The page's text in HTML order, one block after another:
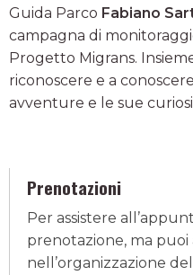
Guida Parco Fabiano
campagna di
Progetto Migrans.
riconoscere e a
avventure e le sue
Prenotazioni
Per assistere
prenotazione, ma puoi
nell’organizzazione